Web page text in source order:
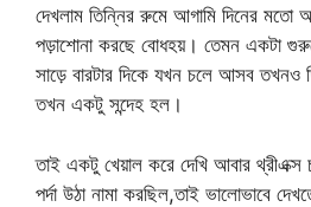
দেখলাম তিন্নির রুমে আগামি দিনের
পড়াশোনা করছে বোধহয়। তেমন একটা
সাড়ে বারটার দিকে যখন চলে আসব
তখন একটু সন্দেহ হল।
তাই একটু খেয়াল করে দেখি আবার থ্রীএক্স
পর্দা উঠা নামা করছিল,তাই ভালোভাবে